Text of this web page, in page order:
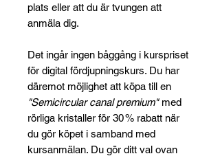
plats eller att du är tvungen att
anmäla dig.
Det ingår ingen båggång i kurspriset
för digital fördjupningskurs. Du har
däremot möjlighet att köpa till en
"Semicircular canal premium" med
rörliga kristaller för 30 % rabatt när
du gör köpet i samband med
kursanmälan. Du gör ditt val ovan